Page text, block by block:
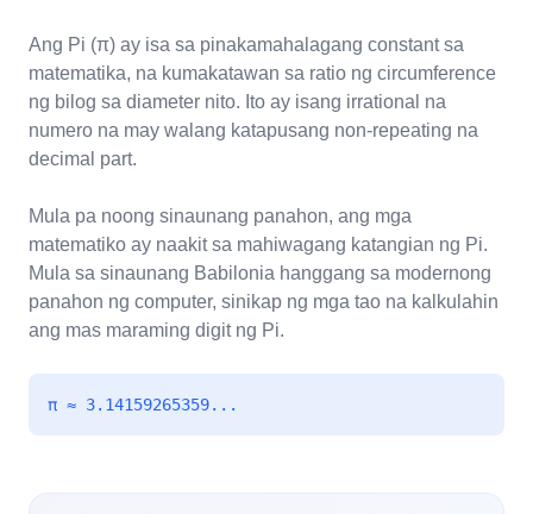
Ang Pi (π) ay isa sa pinakamahalagang constant sa
matematika, na kumakatawan sa ratio ng circumference
ng bilog sa diameter nito. Ito ay isang irrational na
numero na may walang katapusang non-repeating na
decimal part.
Mula pa noong sinaunang panahon, ang mga
matematiko ay naakit sa mahiwagang katangian ng Pi.
Mula sa sinaunang Babilonia hanggang sa modernong
panahon ng computer, sinikap ng mga tao na kalkulahin
ang mas maraming digit ng Pi.
π ≈ 3.14159265359...